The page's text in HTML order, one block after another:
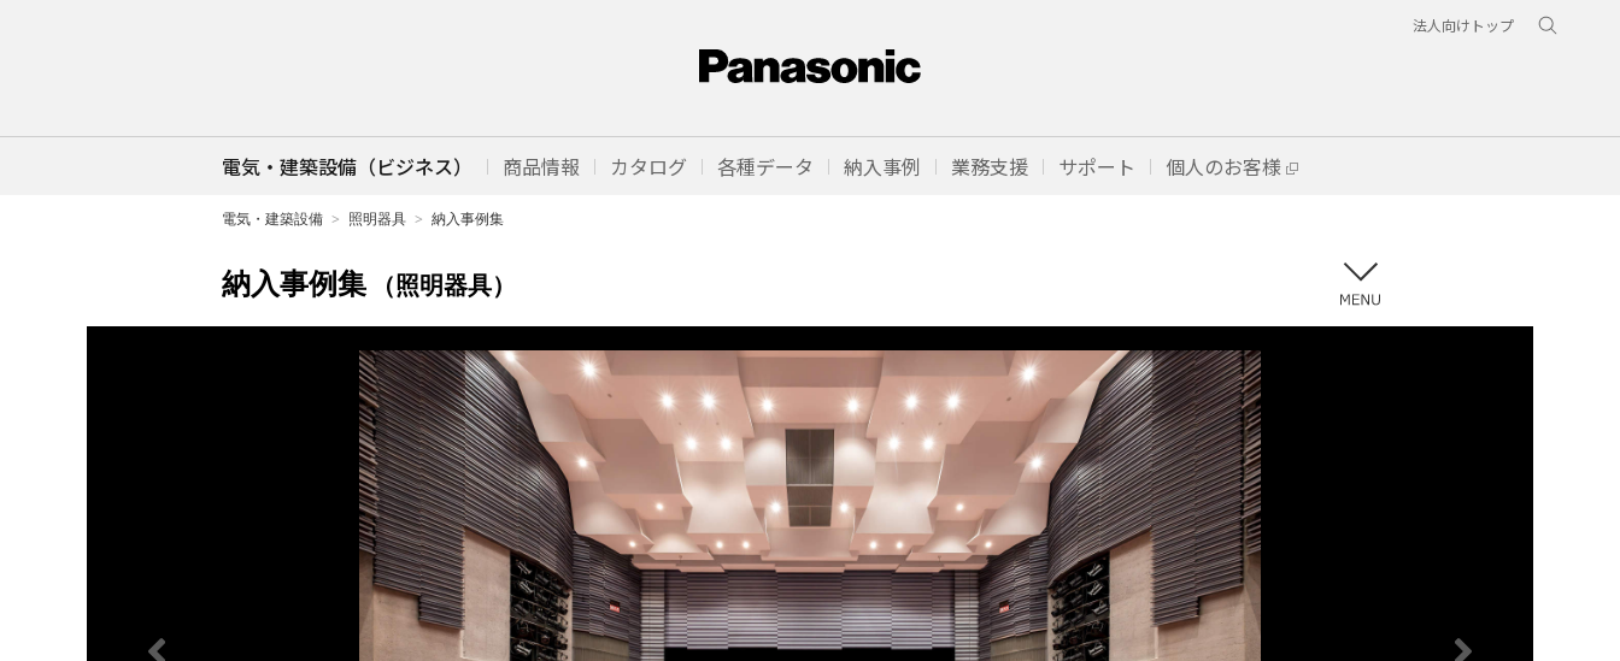
法人向けトップ
電気・建築設備（ビジネス） 商品情報 カタログ 各種データ 納入事例 業務支援 サポート 個人のお客様
電気・建築設備 照明器具 納入事例集
納入事例集 （照明器具）